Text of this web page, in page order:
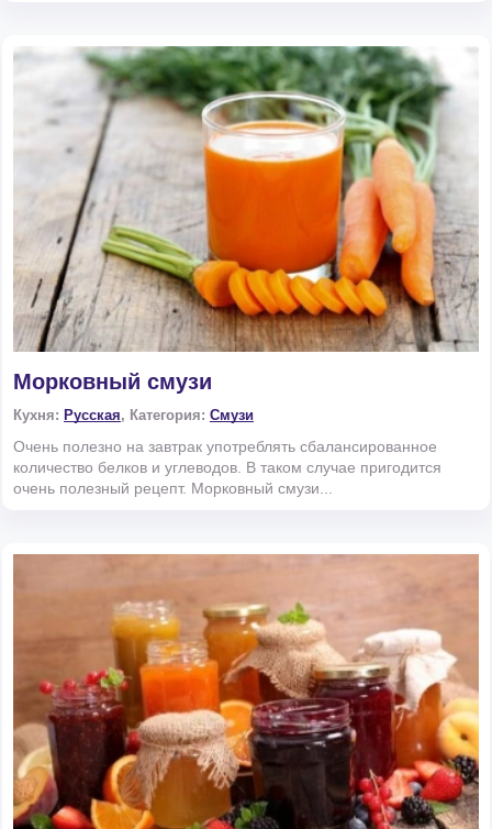
Морковный смузи
Кухня: Русская, Категория: Смузи
Очень полезно на завтрак употреблять сбалансированное
количество белков и углеводов. В таком случае пригодится
очень полезный рецепт. Морковный смузи...